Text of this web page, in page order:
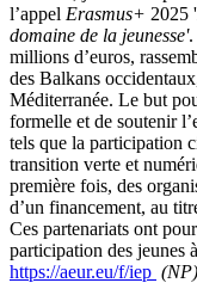
l’appel Erasmus+ 2025 '
domaine de la jeunesse'.
millions d’euros,
des Balkans
Méditerranée. Le but
formelle et de soutenir
tels que la participation
transition verte et
première fois, des
d’un financement, au
Ces partenariats ont
participation des jeunes
https://aeur.eu/f/iep (NP)